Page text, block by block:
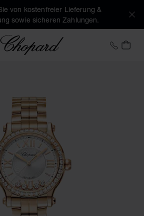
von kostenfreier Lieferung &
sowie sicheren Zahlungen.
Chopard +41